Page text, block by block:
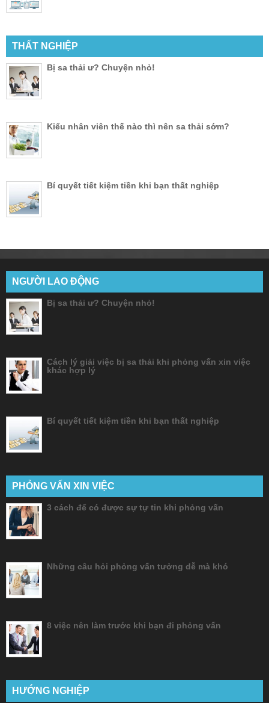
THẤT NGHIỆP
Bị sa thải ư? Chuyện nhỏ!
Kiểu nhân viên thế nào thì nên sa thải sớm?
Bí quyết tiết kiệm tiền khi bạn thất nghiệp
NGƯỜI LAO ĐỘNG
Bị sa thải ư? Chuyện nhỏ!
Cách lý giải việc bị sa thải khi phỏng vấn xin việc
khác hợp lý
Bí quyết tiết kiệm tiền khi bạn thất nghiệp
PHỎNG VẤN XIN VIỆC
3 cách để có được sự tự tin khi phỏng vấn
Những câu hỏi phỏng vấn tưởng dễ mà khó
8 việc nên làm trước khi bạn đi phỏng vấn
HƯỚNG NGHIỆP